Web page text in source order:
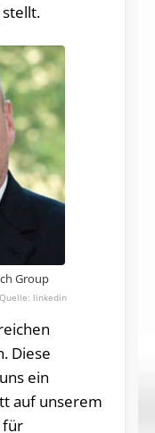
Group
linkedin
Diese
ein
auf unserem
für